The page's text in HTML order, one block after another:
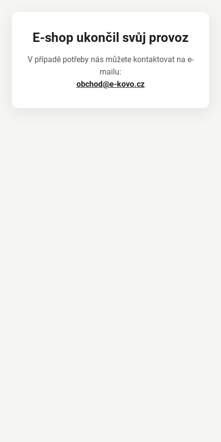
E-shop ukončil svůj provoz
V případě potřeby nás můžete kontaktovat na e-
mailu:
obchod@e-kovo.cz